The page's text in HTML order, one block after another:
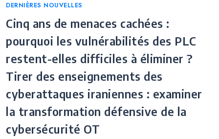
Categories
DERNIÈRES NOUVELLES
Cinq ans de menaces cachées :
pourquoi les vulnérabilités des PLC
restent-elles difficiles à éliminer ?
Tirer des enseignements des
cyberattaques iraniennes : examiner
la transformation défensive de la
cybersécurité OT